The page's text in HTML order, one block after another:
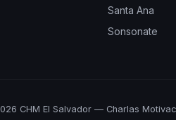
Santa Ana
Sonsonate
CHM El Salvador — Charlas